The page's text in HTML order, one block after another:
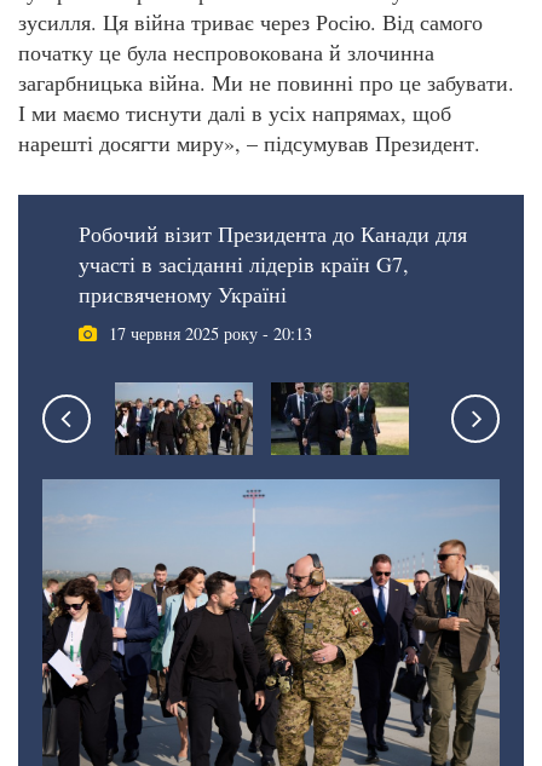
зусилля. Ця війна триває через Росію. Від самого
початку це була неспровокована й злочинна
загарбницька війна. Ми не повинні про це забувати.
І ми маємо тиснути далі в усіх напрямах, щоб
нарешті досягти миру», – підсумував Президент.
Робочий візит Президента до Канади для
участі в засіданні лідерів країн G7,
присвяченому Україні
17 червня 2025 року - 20:13